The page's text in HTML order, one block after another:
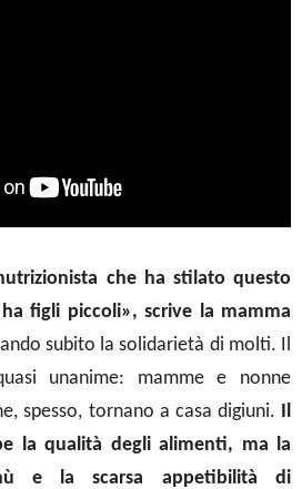
che ha stilato questo
figli piccoli», scrive la mamma
subito la solidarietà di molti. Il
unanime: mamme e nonne
spesso, tornano a casa digiuni. Il
la qualità degli alimenti, ma la
e la scarsa appetibilità di